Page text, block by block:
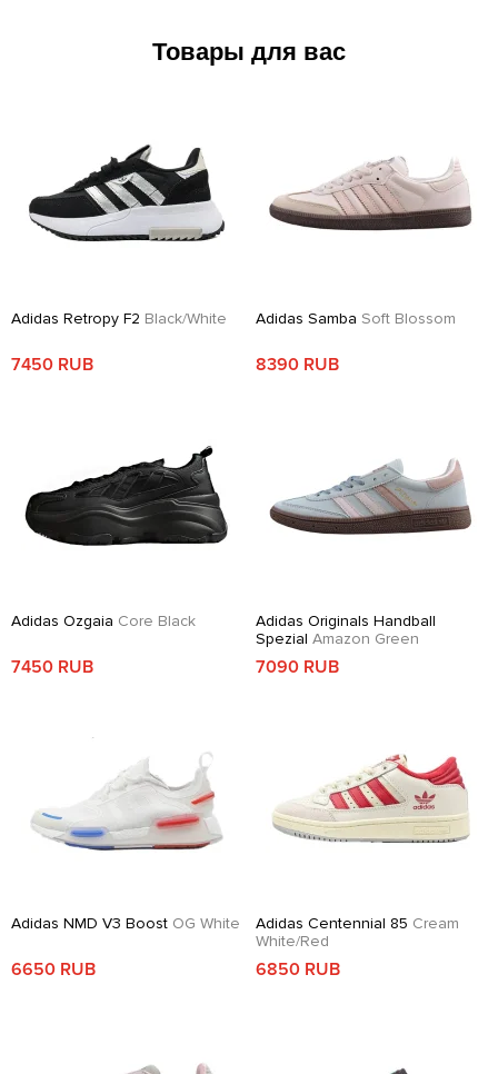
Товары для вас
Adidas Retropy F2 Black/White
7450 RUB
Adidas Samba Soft Blossom
8390 RUB
Adidas Ozgaia Core Black
7450 RUB
Adidas Originals Handball
Spezial Amazon Green
7090 RUB
Adidas NMD V3 Boost OG White
6650 RUB
Adidas Centennial 85 Cream
White/Red
6850 RUB